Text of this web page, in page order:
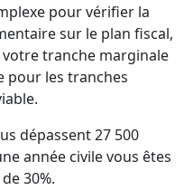
pour vérifier la
sur le plan fiscal,
tranche marginale
pour les tranches
dépassent 27 500
année civile vous êtes
30%.